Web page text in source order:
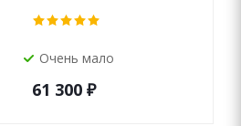
Очень мало
61 300 ₽